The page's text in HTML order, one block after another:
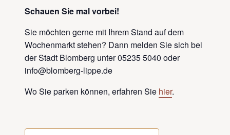
Schauen Sie mal vorbei!
Sie möchten gerne mit Ihrem Stand auf dem
Wochenmarkt stehen? Dann melden Sie sich bei
der Stadt Blomberg unter 05235 5040 oder
info@blomberg-lippe.de
Wo Sie parken können, erfahren Sie hier.